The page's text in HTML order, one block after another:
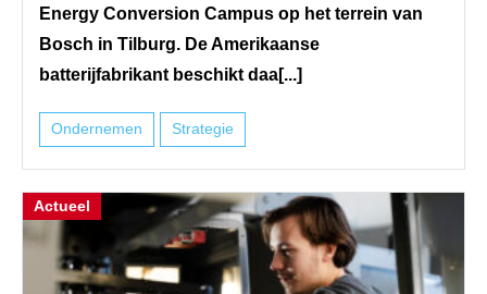
Energy Conversion Campus op het terrein van
Bosch in Tilburg. De Amerikaanse
batterijfabrikant beschikt daa[...]
Ondernemen Strategie
Actueel